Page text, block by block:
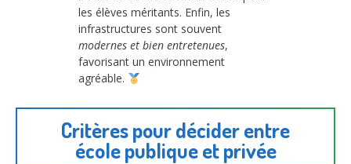
les élèves méritants. Enfin, les
infrastructures sont souvent
modernes et bien entretenues,
favorisant un environnement
agréable.
Critères pour décider entre
école publique et privée